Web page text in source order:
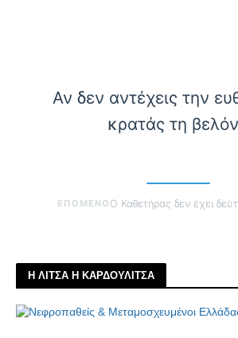
Αν δεν αντέχεις την
κρατάς τη
ΕΠΟΜΕΝΟ Ο Καθετήρας δεν έχει
Η ΛΙΤΣΑ Η ΚΑΡΔΟΥΛΙΤΣΑ